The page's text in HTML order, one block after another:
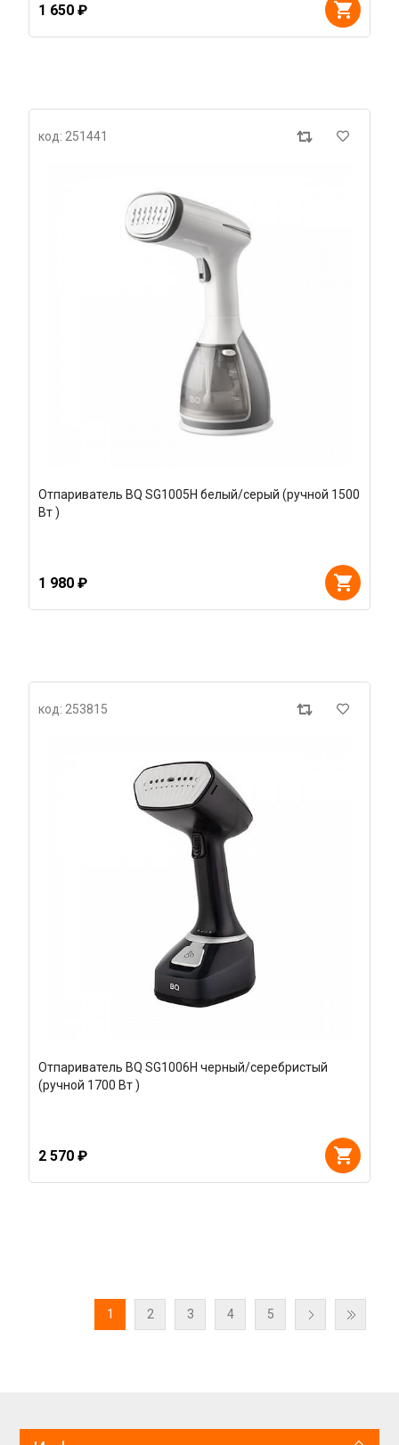
1 650 ₽
код: 251441
Отпариватель BQ SG1005H белый/серый (ручной 1500
Вт )
1 980 ₽
код: 253815
Отпариватель BQ SG1006H черный/серебристый
(ручной 1700 Вт )
2 570 ₽
1 2 3 4 5